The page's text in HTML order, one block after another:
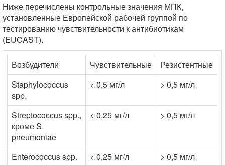
Ниже перечислены контрольные значения МПК,
установленные Европейской рабочей группой по
тестированию чувствительности к антибиотикам
(EUCAST).
Возбудители Чувствительные
Резистентные
Staphylococcus
spp.
< 0,5 мг/л > 0,5 мг/л
Streptococcus spp.,
кроме S.
pneumoniae
< 0,25 мг/л > 0,5 мг/л
Enterococcus spp. < 0,25 мг/л
> 0,5 мг/л